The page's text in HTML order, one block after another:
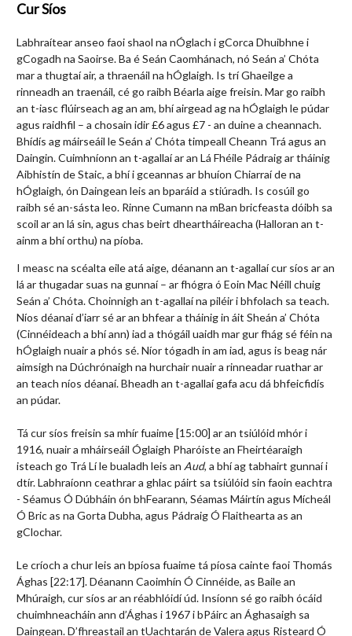
Cur Síos
Labhraítear anseo faoi shaol na nÓglach i gCorca Dhuibhne i
gCogadh na Saoirse. Ba é Seán Caomhánach, nó Seán a’ Chóta
mar a thugtaí air, a thraenáil na hÓglaigh. Is trí Ghaeilge a
rinneadh an traenáil, cé go raibh Béarla aige freisin. Mar go raibh
an t-iasc flúirseach ag an am, bhí airgead ag na hÓglaigh le púdar
agus raidhfil – a chosain idir £6 agus £7 - an duine a cheannach.
Bhídís ag máirseáil le Seán a’ Chóta timpeall Cheann Trá agus an
Daingin. Cuimhníonn an t-agallaí ar an Lá Fhéile Pádraig ar tháinig
Aibhistín de Staic, a bhí i gceannas ar bhuíon Chiarraí de na
hÓglaigh, ón Daingean leis an bparáid a stiúradh. Is cosúil go
raibh sé an-sásta leo. Rinne Cumann na mBan bricfeasta dóibh sa
scoil ar an lá sin, agus chas beirt dheartháireacha (Halloran an t-
ainm a bhí orthu) na píoba.
I measc na scéalta eile atá aige, déanann an t-agallaí cur síos ar an
lá ar thugadar suas na gunnaí – ar fhógra ó Eoin Mac Néill chuig
Seán a’ Chóta. Choinnigh an t-agallaí na piléir i bhfolach sa teach.
Níos déanaí d’iarr sé ar an bhfear a tháinig in áit Sheán a’ Chóta
(Cinnéideach a bhí ann) iad a thógáil uaidh mar gur fhág sé féin na
hÓglaigh nuair a phós sé. Níor tógadh in am iad, agus is beag nár
aimsigh na Dúchrónaigh na hurchair nuair a rinneadar ruathar ar
an teach níos déanaí. Bheadh an t-agallaí gafa acu dá bhfeicfidís
an púdar.
Tá cur síos freisin sa mhír fuaime [15:00] ar an tsiúlóid mhór i
1916, nuair a mháirseáil Óglaigh Pharóiste an Fheirtéaraigh
isteach go Trá Lí le bualadh leis an Aud, a bhí ag tabhairt gunnaí i
dtír. Labhraíonn ceathrar a ghlac páirt sa tsiúlóid sin faoin eachtra
- Séamus Ó Dúbháin ón bhFearann, Séamas Máirtín agus Mícheál
Ó Bric as na Gorta Dubha, agus Pádraig Ó Flaithearta as an
gClochar.
Le críoch a chur leis an bpíosa fuaime tá píosa cainte faoi Thomás
Ághas [22:17]. Déanann Caoimhín Ó Cinnéide, as Baile an
Mhúraigh, cur síos ar an réabhlóidí úd. Insíonn sé go raibh ócáid
chuimhneacháin ann d’Ághas i 1967 i bPáirc an Ághasaigh sa
Daingean. D’fhreastail an tUachtarán de Valera agus Risteard Ó